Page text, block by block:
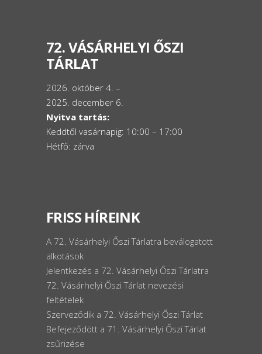
72. VÁSÁRHELYI ŐSZI
TÁRLAT
2026. október 4. –
2025. december 6.
Nyitva tartás:
Keddtől vasárnapig: 10:00 – 17:00
Hétfő: zárva
FRISS HÍREINK
A 72. Vásárhelyi Őszi Tárlatra beválogatott
alkotások
Jelentkezés a 72. Vásárhelyi Őszi Tárlatra
72. Vásárhelyi Őszi Tárlat nevezési
feltételek
Szerveződik a 72. Vásárhelyi Őszi Tárlat
Befejeződött a 71. Vásárhelyi Őszi Tárlat
zsűrizése